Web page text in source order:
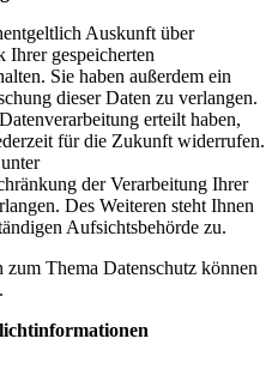
Auskunft über
gespeicherten
Sie haben außerdem ein
dieser Daten zu verlangen.
erteilt haben,
für die Zukunft widerrufen.
der Verarbeitung Ihrer
Des Weiteren steht Ihnen
Aufsichtsbehörde zu.
Thema Datenschutz können